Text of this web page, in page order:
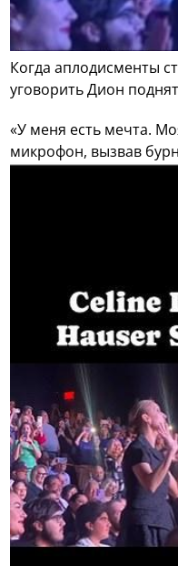
Когда аплодисменты
уговорить Дион
«У меня есть мечта.
микрофон, вызвав